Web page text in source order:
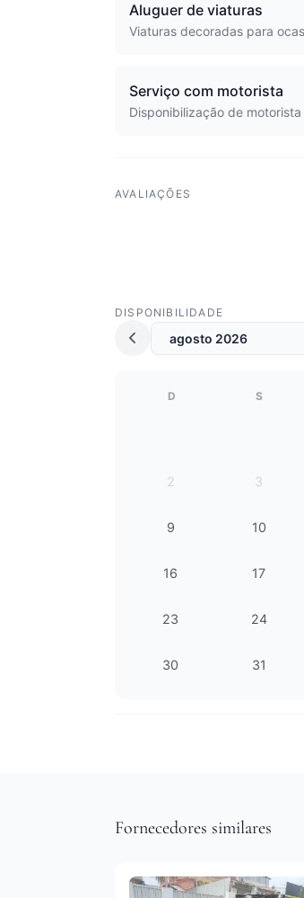
Aluguer de viaturas
Viaturas decoradas para
Serviço com motorista
Disponibilização de
AVALIAÇÕES
DISPONIBILIDADE
D S
2 3
9 10
16 17
23 24
30 31
Fornecedores similares